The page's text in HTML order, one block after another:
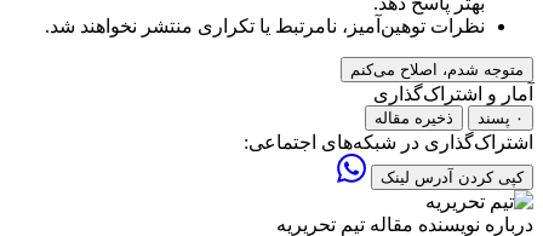
نظرات توهین‌آمیز، نامرتبط یا تکراری منتشر نخواهند شد.
متوجه شدم، اصلاح می‌کنم
آمار و اشتراک‌گذاری
۰ پسند ذخیره مقاله
اشتراک‌گذاری در شبکه‌های اجتماعی:
کپی کردن آدرس لینک
درباره نویسنده مقاله تیم تحریریه